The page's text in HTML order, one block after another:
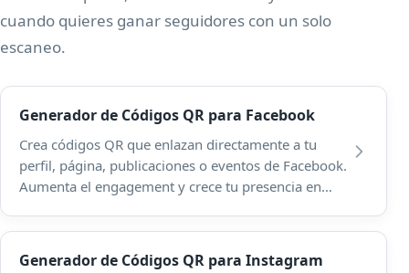
cuando quieres ganar seguidores con un solo
escaneo.
Generador de Códigos QR para Facebook
Crea códigos QR que enlazan directamente a tu
perfil, página, publicaciones o eventos de Facebook.
Aumenta el engagement y crece tu presencia en
Generador de Códigos QR para Instagram